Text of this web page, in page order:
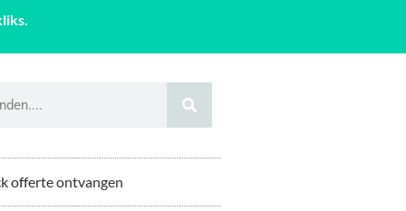
offerte ontvangen